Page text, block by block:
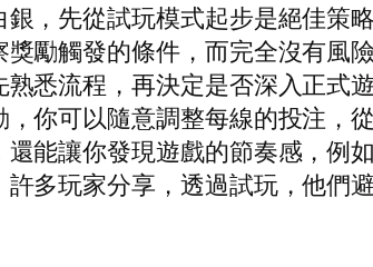
，先從試玩模式起步是絕佳策
勵觸發的條件，而完全沒有風
悉流程，再決定是否深入正式
你可以隨意調整每線的投注，
能讓你發現遊戲的節奏感，例
多玩家分享，透過試玩，他們